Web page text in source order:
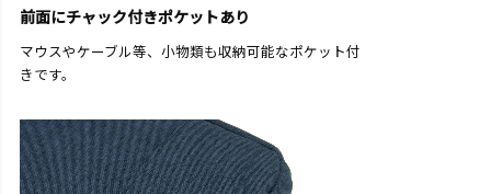
前面にチャック付きポケットあり
マウスやケーブル等、小物類も収納可能なポケット付
きです。